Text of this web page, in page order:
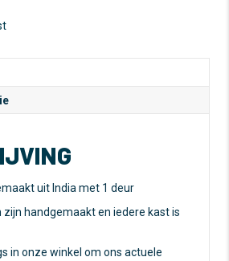
uit India met 1 deur
zijn handgemaakt en iedere kast is
in onze winkel om ons actuele